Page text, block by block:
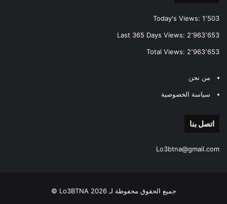
Today's Views: 1٬503
Last 365 Days Views: 2٬963٬653
Total Views: 2٬963٬653
من نحن
سياسة الخصوصية
اتصل بنا
Lo3btna@gmail.com
جميع الحقوق محفوظة لـ Lo3BTNA 2026 ©